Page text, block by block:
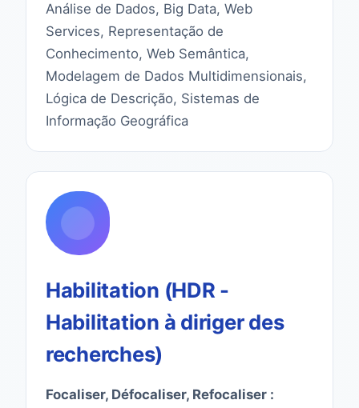
Análise de Dados, Big Data, Web
Services, Representação de
Conhecimento, Web Semântica,
Modelagem de Dados Multidimensionais,
Lógica de Descrição, Sistemas de
Informação Geográfica
Habilitation (HDR -
Habilitation à diriger des
recherches)
Focaliser, Défocaliser, Refocaliser :